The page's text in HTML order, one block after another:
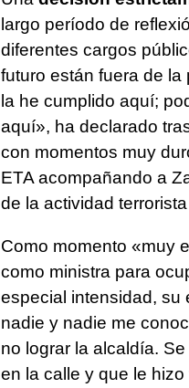
largo período de
diferentes cargos
futuro están fuera de
la he cumplido aquí;
aquí», ha declarado
con momentos muy
ETA acompañando a
de la actividad
Como momento «muy
como ministra para
especial intensidad, su
nadie y nadie me
no lograr la alcaldía.
en la calle y que le